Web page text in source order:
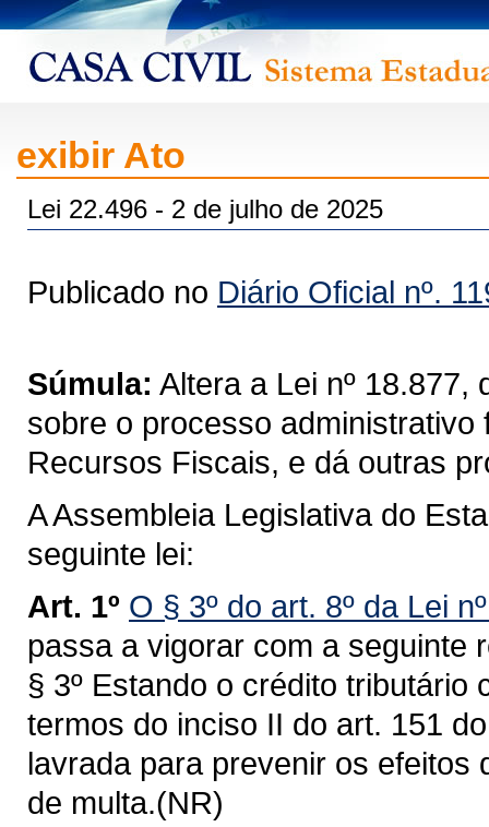
exibir Ato
Lei 22.496 - 2 de julho de 2025
Publicado no Diário Oficial nº.
Súmula: Altera a Lei nº 18.877,
sobre o processo
Recursos Fiscais, e dá outras
A Assembleia Legislativa do
seguinte lei:
Art. 1º O § 3º do art. 8º da Lei
passa a vigorar com a seguinte
§ 3º Estando o crédito
termos do inciso II do art. 151
lavrada para prevenir os efeitos
de multa.(NR)